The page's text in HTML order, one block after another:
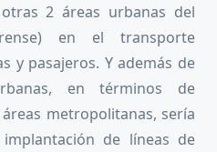
2 áreas urbanas del
en el transporte
y pasajeros. Y además de
en términos de
metropolitanas, sería
de líneas de